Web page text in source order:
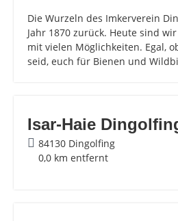
Die Wurzeln des Imkerverein
Jahr 1870 zurück. Heute sind
mit vielen Möglichkeiten. Egal,
seid, euch für Bienen und
Isar-Haie
84130 Dingolfing
0,0 km entfernt